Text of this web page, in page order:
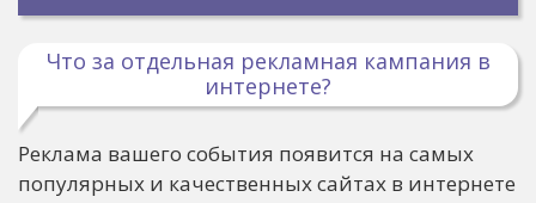
Что за отдельная рекламная кампания в
интернете?
Реклама вашего события появится на самых
популярных и качественных сайтах в интернете